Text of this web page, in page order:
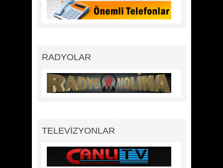
RADYOLAR
TELEVİZYONLAR